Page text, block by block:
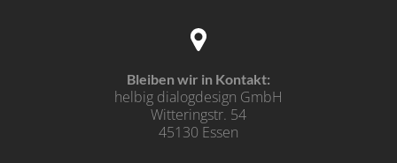
Bleiben wir in Kontakt:
helbig dialogdesign GmbH
Witteringstr. 54
45130 Essen